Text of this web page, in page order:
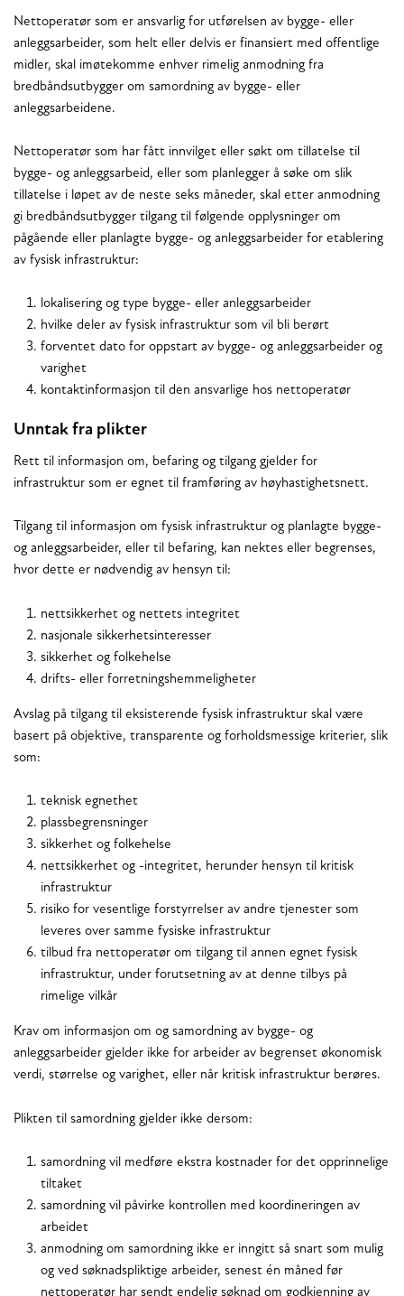
Nettoperatør som er ansvarlig for utførelsen av bygge- eller
anleggsarbeider, som helt eller delvis er finansiert med offentlige
midler, skal imøtekomme enhver rimelig anmodning fra
bredbåndsutbygger om samordning av bygge- eller
anleggsarbeidene.
Nettoperatør som har fått innvilget eller søkt om tillatelse til
bygge- og anleggsarbeid, eller som planlegger å søke om slik
tillatelse i løpet av de neste seks måneder, skal etter anmodning
gi bredbåndsutbygger tilgang til følgende opplysninger om
pågående eller planlagte bygge- og anleggsarbeider for etablering
av fysisk infrastruktur:
lokalisering og type bygge- eller anleggsarbeider
hvilke deler av fysisk infrastruktur som vil bli berørt
forventet dato for oppstart av bygge- og anleggsarbeider og
varighet
kontaktinformasjon til den ansvarlige hos nettoperatør
Unntak fra plikter
Rett til informasjon om, befaring og tilgang gjelder for
infrastruktur som er egnet til framføring av høyhastighetsnett.
Tilgang til informasjon om fysisk infrastruktur og planlagte bygge-
og anleggsarbeider, eller til befaring, kan nektes eller begrenses,
hvor dette er nødvendig av hensyn til:
nettsikkerhet og nettets integritet
nasjonale sikkerhetsinteresser
sikkerhet og folkehelse
drifts- eller forretningshemmeligheter
Avslag på tilgang til eksisterende fysisk infrastruktur skal være
basert på objektive, transparente og forholdsmessige kriterier, slik
som:
teknisk egnethet
plassbegrensninger
sikkerhet og folkehelse
nettsikkerhet og -integritet, herunder hensyn til kritisk
infrastruktur
risiko for vesentlige forstyrrelser av andre tjenester som
leveres over samme fysiske infrastruktur
tilbud fra nettoperatør om tilgang til annen egnet fysisk
infrastruktur, under forutsetning av at denne tilbys på
rimelige vilkår
Krav om informasjon om og samordning av bygge- og
anleggsarbeider gjelder ikke for arbeider av begrenset økonomisk
verdi, størrelse og varighet, eller når kritisk infrastruktur berøres.
Plikten til samordning gjelder ikke dersom:
samordning vil medføre ekstra kostnader for det opprinnelige
tiltaket
samordning vil påvirke kontrollen med koordineringen av
arbeidet
anmodning om samordning ikke er inngitt så snart som mulig
og ved søknadspliktige arbeider, senest én måned før
nettoperatør har sendt endelig søknad om godkjenning av